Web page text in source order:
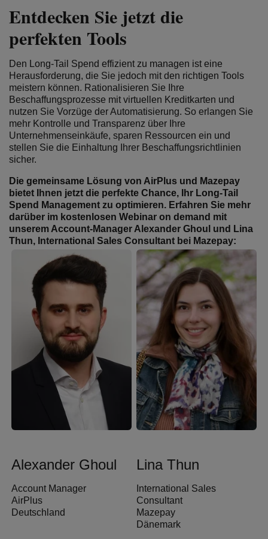
Entdecken Sie jetzt die
perfekten Tools
Den Long-Tail Spend effizient zu managen ist eine
Herausforderung, die Sie jedoch mit den richtigen Tools
meistern können. Rationalisieren Sie Ihre
Beschaffungsprozesse mit virtuellen Kreditkarten und
nutzen Sie Vorzüge der Automatisierung. So erlangen Sie
mehr Kontrolle und Transparenz über Ihre
Unternehmenseinkäufe, sparen Ressourcen ein und
stellen Sie die Einhaltung Ihrer Beschaffungsrichtlinien
sicher.
Die gemeinsame Lösung von AirPlus und Mazepay
bietet Ihnen jetzt die perfekte Chance, Ihr Long-Tail
Spend Management zu optimieren. Erfahren Sie mehr
darüber im kostenlosen Webinar on demand mit
unserem Account-Manager Alexander Ghoul und Lina
Thun, International Sales Consultant bei Mazepay:
Alexander Ghoul
Account Manager
AirPlus
Deutschland
Lina Thun
International Sales
Consultant
Mazepay
Dänemark